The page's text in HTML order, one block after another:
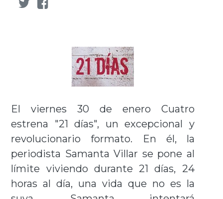
El viernes 30 de enero Cuatro
estrena "21 días", un excepcional y
revolucionario formato. En él, la
periodista Samanta Villar se pone al
límite viviendo durante 21 días, 24
horas al día, una vida que no es la